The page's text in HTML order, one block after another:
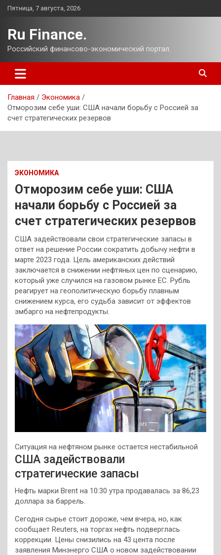
Перейти
Пятница, 7 августа, 2026
Ru Finance.
Российский финансово-экономический портал.
Главная
Экономика
Отморозим себе уши: США начали борьбу с Россией за
счет стратегических резервов
ЭКОНОМИКА
Отморозим себе уши: США
начали борьбу с Россией за
счет стратегических резервов
США задействовали свои стратегические запасы в
ответ на решение России сократить добычу нефти в
марте 2023 года. Цель американских действий
заключается в снижении нефтяных цен по сценарию,
который уже случился на газовом рынке ЕС. Рубль
реагирует на геополитическую борьбу плавным
снижением курса, его судьба зависит от эффектов
эмбарго на нефтепродукты.
Ситуация на нефтяном рынке остается нестабильной
США задействовали
стратегические запасы
Нефть марки Brent на 10:30 утра продавалась за 86,23
доллара за баррель.
Сегодня сырье стоит дороже, чем вчера, но, как
сообщает Reuters, на торгах нефть подверглась
коррекции. Цены снизились на 43 цента после
заявления Минэнерго США о новом задействовании